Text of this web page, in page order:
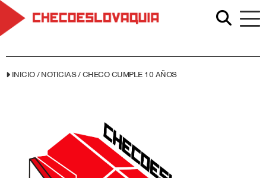
INICIO / NOTICIAS/ CHECO CUMPLE 10 AÑOS